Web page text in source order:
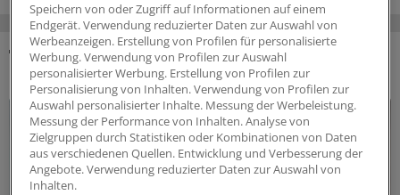
DAS KÖNNTE SIE AUCH INTERESSIEREN
Speichern von oder Zugriff auf Informationen auf einem
Endgerät. Verwendung reduzierter Daten zur Auswahl von
Werbeanzeigen. Erstellung von Profilen für personalisierte
Werbung. Verwendung von Profilen zur Auswahl
personalisierter Werbung. Erstellung von Profilen zur
Personalisierung von Inhalten. Verwendung von Profilen zur
Auswahl personalisierter Inhalte. Messung der Werbeleistung.
Messung der Performance von Inhalten. Analyse von
Zielgruppen durch Statistiken oder Kombinationen von Daten
aus verschiedenen Quellen. Entwicklung und Verbesserung der
Angebote. Verwendung reduzierter Daten zur Auswahl von
Inhalten.